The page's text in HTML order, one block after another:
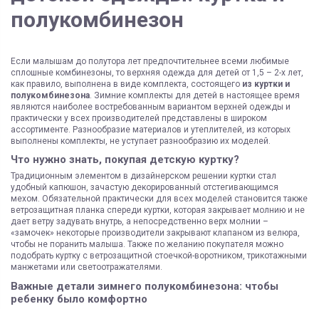
полукомбинезон
Если малышам до полутора лет предпочтительнее всеми любимые
сплошные комбинезоны, то верхняя одежда для детей от 1,5 – 2-х лет,
как правило, выполнена в виде комплекта, состоящего из куртки и
полукомбинезона . Зимние комплекты для детей в настоящее время
являются наиболее востребованным вариантом верхней одежды и
практически у всех производителей представлены в широком
ассортименте. Разнообразие материалов и утеплителей, из которых
выполнены комплекты, не уступает разнообразию их моделей.
Что нужно знать, покупая детскую куртку?
Традиционным элементом в дизайнерском решении куртки стал
удобный капюшон, зачастую декорированный отстегивающимся
мехом. Обязательной практически для всех моделей становится также
ветрозащитная планка спереди куртки, которая закрывает молнию и не
дает ветру задувать внутрь, а непосредственно верх молнии –
«замочек» некоторые производители закрывают клапаном из велюра,
чтобы не поранить малыша. Также по желанию покупателя можно
подобрать куртку с ветрозащитной стоечкой-воротником, трикотажными
манжетами или светоотражателями.
Важные детали зимнего полукомбинезона: чтобы
ребенку было комфортно